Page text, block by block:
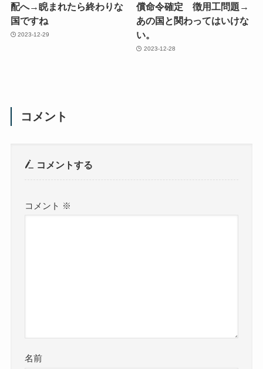
配へ→睨まれたら終わりな
国ですね
2023-12-29
償命令確定 徴用工問題→
あの国と関わってはいけな
い。
2023-12-28
コメント
コメントする
コメント ※
名前